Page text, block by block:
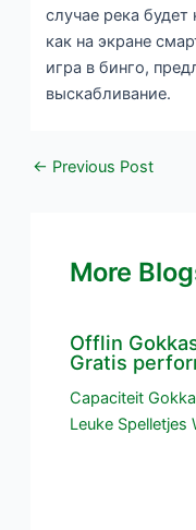
случае река
как на экране
игра в бинго,
выскабливание.
← Previous Post
More
Offlin
Gratis
Capaciteit
Leuke Spelletjes